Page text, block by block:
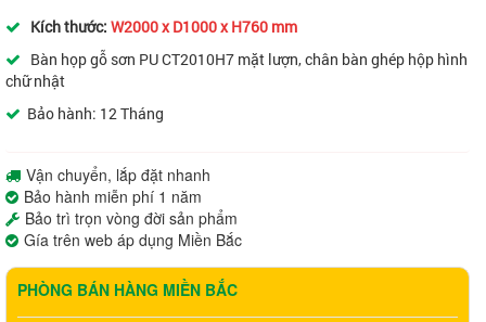
Kích thước: W2000 x D1000 x H760 mm
Bàn họp gỗ sơn PU CT2010H7 mặt lượn, chân bàn ghép hộp hình
chữ nhật
Bảo hành: 12 Tháng
Vận chuyển, lắp đặt nhanh
Bảo hành miễn phí 1 năm
Bảo trì trọn vòng đời sản phẩm
Gía trên web áp dụng Miền Bắc
PHÒNG BÁN HÀNG MIỀN BẮC